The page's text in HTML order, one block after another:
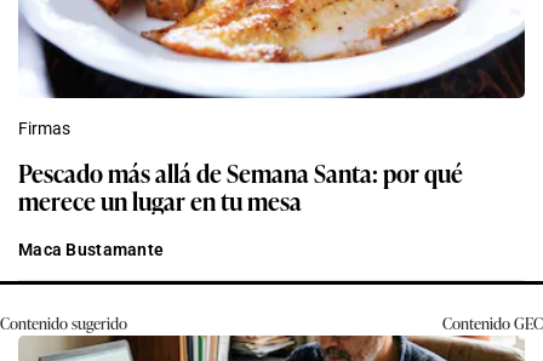
Firmas
Pescado más allá de Semana Santa: por qué
merece un lugar en tu mesa
Maca Bustamante
Contenido sugerido ContenidoGEC